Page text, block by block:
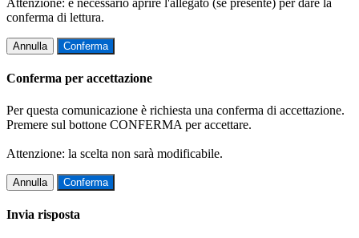
Attenzione: è necessario aprire l'allegato (se presente) per dare la
conferma di lettura.
Annulla Conferma
Conferma per accettazione
Per questa comunicazione è richiesta una conferma di accettazione.
Premere sul bottone CONFERMA per accettare.
Attenzione: la scelta non sarà modificabile.
Annulla Conferma
Invia risposta